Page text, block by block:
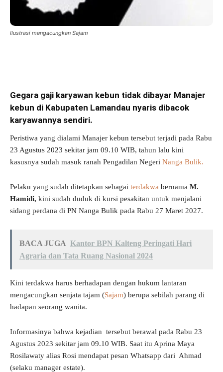
Ilustrasi mengacungkan Sajam
Gegara gaji karyawan kebun tidak dibayar Manajer
kebun di Kabupaten Lamandau nyaris dibacok
karyawannya sendiri.
Peristiwa yang dialami Manajer kebun tersebut terjadi pada Rabu
23 Agustus 2023 sekitar jam 09.10 WIB, tahun lalu kini
kasusnya sudah masuk ranah Pengadilan Negeri Nanga Bulik.
Pelaku yang sudah ditetapkan sebagai terdakwa bernama M.
Hamidi, kini sudah duduk di kursi pesakitan untuk menjalani
sidang perdana di PN Nanga Bulik pada Rabu 27 Maret 2027.
BACA JUGA Kantor BPN Kalteng Peringati Hari
Agraria dan Tata Ruang Nasional 2024
Kini terdakwa harus berhadapan dengan hukum lantaran
mengacungkan senjata tajam (Sajam) berupa sebilah parang di
hadapan seorang wanita.
Informasinya bahwa kejadian tersebut berawal pada Rabu 23
Agustus 2023 sekitar jam 09.10 WIB. Saat itu Aprina Maya
Rosilawaty alias Rosi mendapat pesan Whatsapp dari Ahmad
(selaku manager estate).